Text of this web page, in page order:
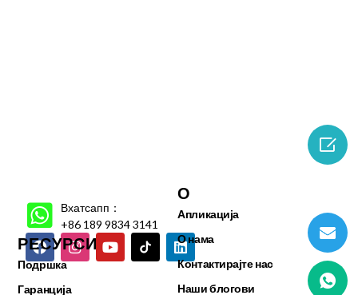
Вхатсапп：
+86 189 9834 3141
РЕСУРСИ
Подршка
Гаранција
О
Апликација
О нама
Контактирајте нас
Наши блогови
